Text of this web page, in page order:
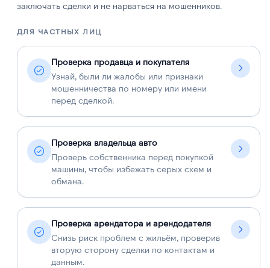
заключать сделки и не нарваться на мошенников.
ДЛЯ ЧАСТНЫХ ЛИЦ
Проверка продавца и покупателя
Узнай, были ли жалобы или признаки
мошенничества по номеру или имени
перед сделкой.
Проверка владельца авто
Проверь собственника перед покупкой
машины, чтобы избежать серых схем и
обмана.
Проверка арендатора и арендодателя
Снизь риск проблем с жильём, проверив
вторую сторону сделки по контактам и
данным.